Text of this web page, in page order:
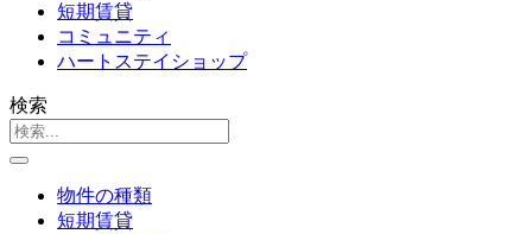
短期賃貸
コミュニティ
ハートステイショップ
検索
物件の種類
短期賃貸